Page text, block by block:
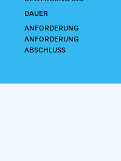
DAUER
ANFORDERUNG
ANFORDERUNG
ABSCHLUSS